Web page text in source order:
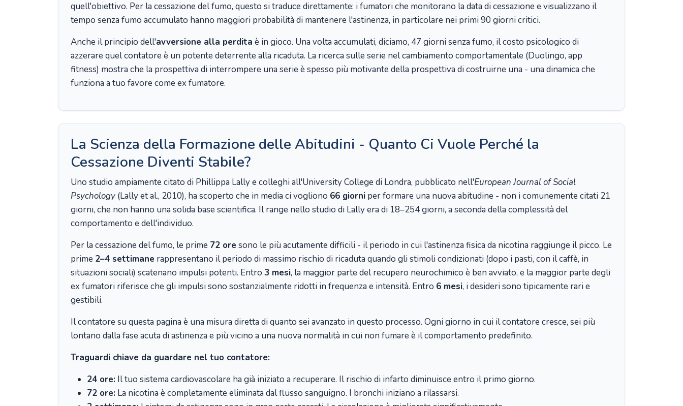
quell'obiettivo. Per la cessazione del fumo, questo si traduce direttamente: i fumatori che monitorano la data di cessazione e visualizzano il
tempo senza fumo accumulato hanno maggiori probabilità di mantenere l'astinenza, in particolare nei primi 90 giorni critici.
Anche il principio dell'avversione alla perdita è in gioco. Una volta accumulati, diciamo, 47 giorni senza fumo, il costo psicologico di
azzerare quel contatore è un potente deterrente alla ricaduta. La ricerca sulle serie nel cambiamento comportamentale (Duolingo, app
fitness) mostra che la prospettiva di interrompere una serie è spesso più motivante della prospettiva di costruirne una - una dinamica che
funziona a tuo favore come ex fumatore.
La Scienza della Formazione delle Abitudini - Quanto Ci Vuole Perché la
Cessazione Diventi Stabile?
Uno studio ampiamente citato di Phillippa Lally e colleghi all'University College di Londra, pubblicato nell'European Journal of Social
Psychology (Lally et al., 2010), ha scoperto che in media ci vogliono 66 giorni per formare una nuova abitudine - non i comunemente citati 21
giorni, che non hanno una solida base scientifica. Il range nello studio di Lally era di 18–254 giorni, a seconda della complessità del
comportamento e dell'individuo.
Per la cessazione del fumo, le prime 72 ore sono le più acutamente difficili - il periodo in cui l'astinenza fisica da nicotina raggiunge il picco. Le
prime 2–4 settimane rappresentano il periodo di massimo rischio di ricaduta quando gli stimoli condizionati (dopo i pasti, con il caffè, in
situazioni sociali) scatenano impulsi potenti. Entro 3 mesi, la maggior parte del recupero neurochimico è ben avviato, e la maggior parte degli
ex fumatori riferisce che gli impulsi sono sostanzialmente ridotti in frequenza e intensità. Entro 6 mesi, i desideri sono tipicamente rari e
gestibili.
Il contatore su questa pagina è una misura diretta di quanto sei avanzato in questo processo. Ogni giorno in cui il contatore cresce, sei più
lontano dalla fase acuta di astinenza e più vicino a una nuova normalità in cui non fumare è il comportamento predefinito.
Traguardi chiave da guardare nel tuo contatore:
24 ore: Il tuo sistema cardiovascolare ha già iniziato a recuperare. Il rischio di infarto diminuisce entro il primo giorno.
72 ore: La nicotina è completamente eliminata dal flusso sanguigno. I bronchi iniziano a rilassarsi.